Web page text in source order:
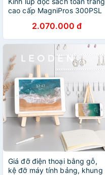
cao cấp MagniPros 300PSL
(Hàng chính hãng)
2.070.000 đ
Giá đỡ điện thoại bằng gỗ,
kệ đỡ máy tính bảng, khung